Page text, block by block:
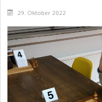
29. Oktober 2022